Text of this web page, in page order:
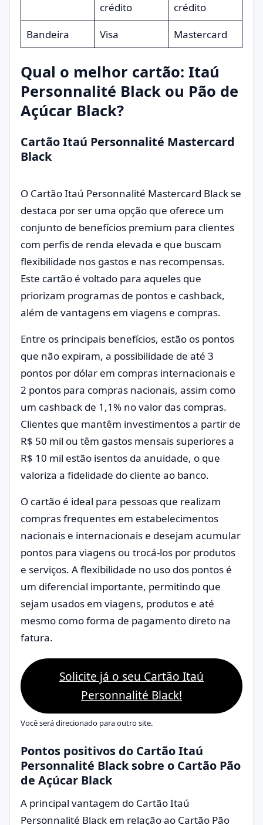
crédito
crédito
Bandeira
Visa Mastercard
Qual o melhor cartão: Itaú
Personnalité Black ou Pão de
Açúcar Black?
Cartão Itaú Personnalité Mastercard
Black
O Cartão Itaú Personnalité Mastercard Black se
destaca por ser uma opção que oferece um
conjunto de benefícios premium para clientes
com perfis de renda elevada e que buscam
flexibilidade nos gastos e nas recompensas.
Este cartão é voltado para aqueles que
priorizam programas de pontos e cashback,
além de vantagens em viagens e compras.
Entre os principais benefícios, estão os pontos
que não expiram, a possibilidade de até 3
pontos por dólar em compras internacionais e
2 pontos para compras nacionais, assim como
um cashback de 1,1% no valor das compras.
Clientes que mantêm investimentos a partir de
R$ 50 mil ou têm gastos mensais superiores a
R$ 10 mil estão isentos da anuidade, o que
valoriza a fidelidade do cliente ao banco.
O cartão é ideal para pessoas que realizam
compras frequentes em estabelecimentos
nacionais e internacionais e desejam acumular
pontos para viagens ou trocá-los por produtos
e serviços. A flexibilidade no uso dos pontos é
um diferencial importante, permitindo que
sejam usados em viagens, produtos e até
mesmo como forma de pagamento direto na
fatura.
Solicite já o seu Cartão Itaú
Personnalité Black!
Você será direcionado para outro site.
Pontos positivos do Cartão Itaú
Personnalité Black sobre o Cartão Pão
de Açúcar Black
A principal vantagem do Cartão Itaú
Personnalité Black em relação ao Cartão Pão